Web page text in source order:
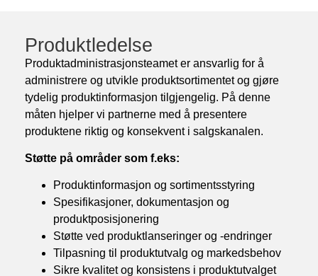
Produktledelse
Produktadministrasjonsteamet er ansvarlig for å
administrere og utvikle produktsortimentet og gjøre
tydelig produktinformasjon tilgjengelig. På denne
måten hjelper vi partnerne med å presentere
produktene riktig og konsekvent i salgskanalen.
Støtte på områder som f.eks:
Produktinformasjon og sortimentsstyring
Spesifikasjoner, dokumentasjon og
produktposisjonering
Støtte ved produktlanseringer og -endringer
Tilpasning til produktutvalg og markedsbehov
Sikre kvalitet og konsistens i produktutvalget